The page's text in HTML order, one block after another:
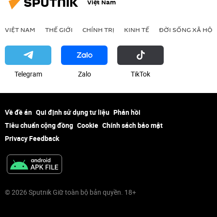
Việt Nam
VIỆT NAM THẾ GIỚI CHÍNH TRỊ KINH TẾ ĐỜI SỐNG XÃ HỘI
Telegram Zalo ТikТоk
Về đề án Qui định sử dụng tư liệu Phản hồi
Tiêu chuẩn cộng đồng Cookie Chính sách bảo mật
Privacy Feedback
© 2026 Sputnik Giữ toàn bộ bản quyền. 18+